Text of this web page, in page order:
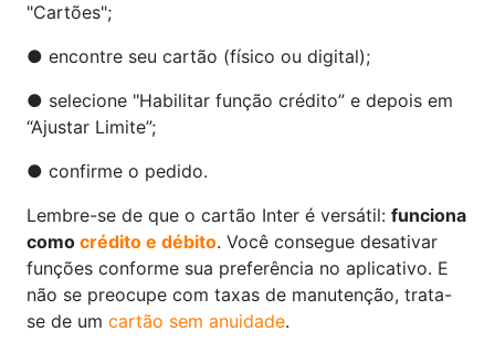
"Cartões";
● encontre seu cartão (físico ou digital);
● selecione "Habilitar função crédito” e depois em
“Ajustar Limite”;
● confirme o pedido.
Lembre-se de que o cartão Inter é versátil: funciona
como crédito e débito. Você consegue desativar
funções conforme sua preferência no aplicativo. E
não se preocupe com taxas de manutenção, trata-
se de um cartão sem anuidade.